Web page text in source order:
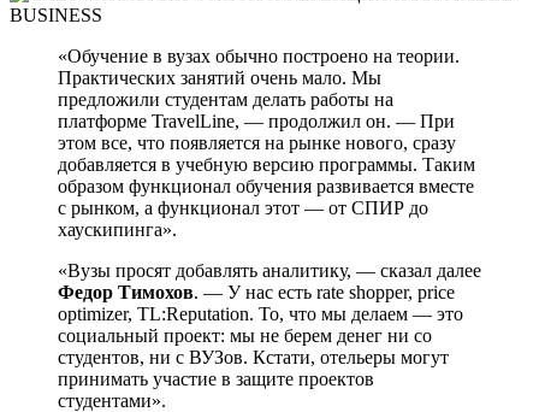
«Обучение в вузах обычно построено на теории.
Практических занятий очень мало. Мы
предложили студентам делать работы на
платформе TravelLine, — продолжил он. — При
этом все, что появляется на рынке нового, сразу
добавляется в учебную версию программы. Таким
образом функционал обучения развивается вместе
с рынком, а функционал этот — от СПИР до
хаускипинга».
«Вузы просят добавлять аналитику, — сказал далее
Федор Тимохов. — У нас есть rate shopper, price
optimizer, TL:Reputation. То, что мы делаем — это
социальный проект: мы не берем денег ни со
студентов, ни с ВУЗов. Кстати, отельеры могут
принимать участие в защите проектов
студентами».